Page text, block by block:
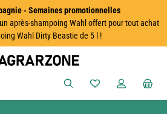
- Semaines promotionnelles
après-shampoing Wahl offert pour tout achat
Wahl Dirty Beastie de 5 l !
Vous avez 0